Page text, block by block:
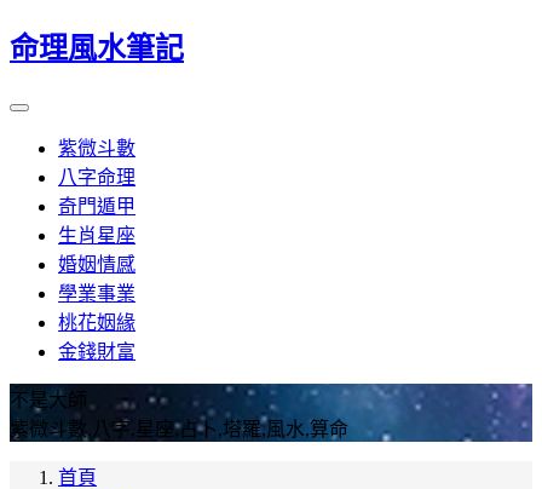
命理風水筆記
紫微斗數
八字命理
奇門遁甲
生肖星座
婚姻情感
學業事業
桃花姻緣
金錢財富
不是大師
紫微斗數,八字,星座,占卜,塔羅,風水,算命
首頁